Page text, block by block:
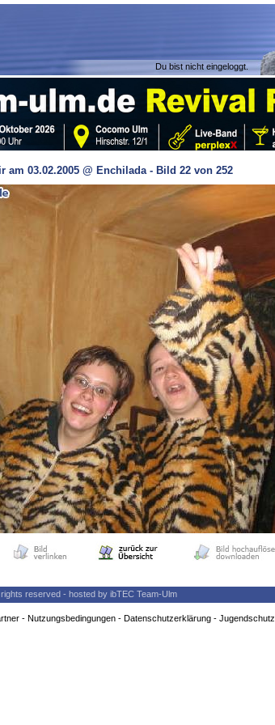
Du bist nicht eingeloggt.
am 03.02.2005 @ Enchilada - Bild 22 von 252
reserved - hosted by ibTEC Team-Ulm
- Nutzungsbedingungen- Datenschutzerklärung- Jugendschutz